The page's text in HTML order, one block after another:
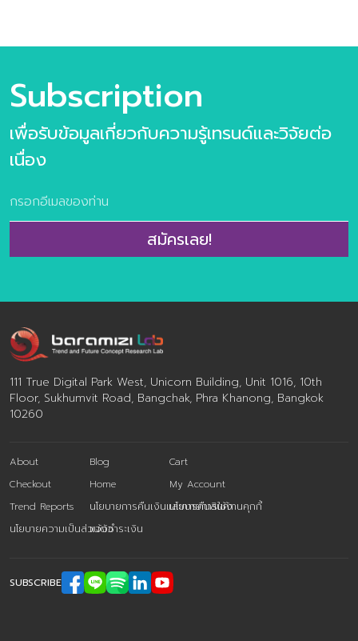
เข้าสู่ยุคของ “ผู้ช่วยอัจฉริยะ” ที่คิดแทนและ
Trend ย่อยง่าย วันนี้ จะพาคุณไปเจาะลึก
ว่า อนาคตของเทคโนโลยีนี้จะเดินไปทางไหน
และซอฟต์แวร์แบบไหนที่จะสูญพันธุ์ไปจาก
ตลาดในเร็วๆ ภาพรวม: ตลาด Software
ในอีกไม่กี่ปีข้างหน้า ทิศทางของเทคโนโลยี
เยอะกว่ากัน แต่แข่งกันที่ “ความฉลาดและ
เข้าถึงง่าย” โดยมี 3 เทรนด์หลักที่จะเข้ามา
เปลี่ยนเกม: AI-First Software: ต่อจากนี้
AI จะไม่ใช่แค่ปุ่มกดหรือ “ลูกเล่นเสริม” อีก
ก่อนที่เราจะเอ่ยปากถามเสียอีก ยุคของ
Citizen Dev […]
ยุคใหม่ 1.
การนอนหลับ
(เน้นความคุ้ม
การโฆษณาเกิ
หลักฐานทางวิ
Subscription
เพื่อรับข้อมูลเกี่ยวกับความรู้เทรนด์และวิจัยต่อ
เนื่อง
สมัครเลย!
111 True Digital Park West, Unicorn Building, Unit 1016, 10th
Floor, Sukhumvit Road, Bangchak, Phra Khanong, Bangkok
10260
About Blog
Cart
Checkout
Home
My Account
Trend Reports
นโยบายการคืนเงินและการคืนสินค้า
นโยบายการใช้งานคุกกี้
นโยบายความเป็นส่วนตัวแจ้งชำระเงิน
SUBSCRIBE